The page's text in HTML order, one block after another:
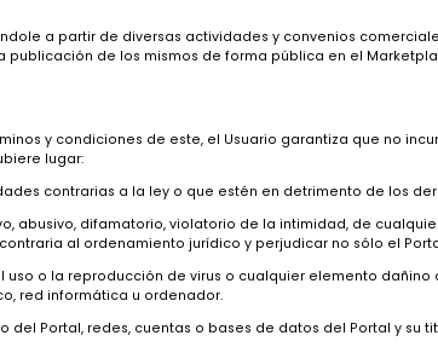
compra de dicho producto.
no se aceptará ninguna responsabilidad por